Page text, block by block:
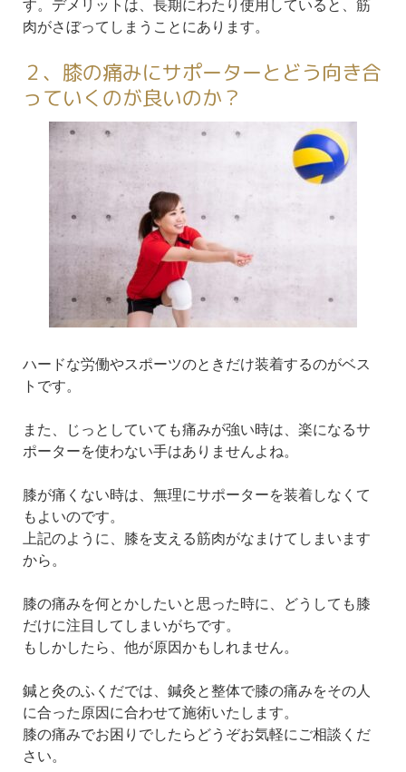
す。デメリットは、長期にわたり使用していると、筋
肉がさぼってしまうことにあります。
２、膝の痛みにサポーターとどう向き合
っていくのが良いのか？
ハードな労働やスポーツのときだけ装着するのがベス
トです。
また、じっとしていても痛みが強い時は、楽になるサ
ポーターを使わない手はありませんよね。
膝が痛くない時は、無理にサポーターを装着しなくて
もよいのです。
上記のように、膝を支える筋肉がなまけてしまいます
から。
膝の痛みを何とかしたいと思った時に、どうしても膝
だけに注目してしまいがちです。
もしかしたら、他が原因かもしれません。
鍼と灸のふくだでは、鍼灸と整体で膝の痛みをその人
に合った原因に合わせて施術いたします。
膝の痛みでお困りでしたらどうぞお気軽にご相談くだ
さい。